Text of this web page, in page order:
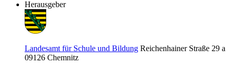
Herausgeber
Landesamt für Schule und Bildung Reichenhainer Straße 29 a
09126 Chemnitz